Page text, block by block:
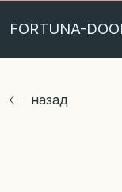
FORTUNA-DOORS